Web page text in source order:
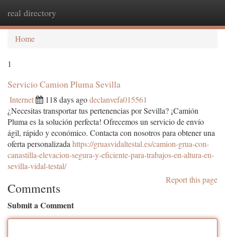
real directory
Home
1
Servicio Camion Pluma Sevilla
Internet 118 days agodeclanvefa015561
¿Necesitas transportar tus pertenencias por Sevilla? ¡Camión
Pluma es la solución perfecta! Ofrecemos un servicio de envío
ágil, rápido y económico. Contacta con nosotros para obtener una
oferta personalizada https://gruasvidaltestal.es/camion-grua-con-
canastilla-elevacion-segura-y-eficiente-para-trabajos-en-altura-en-
sevilla-vidal-testal/
Report this page
Comments
Submit a Comment